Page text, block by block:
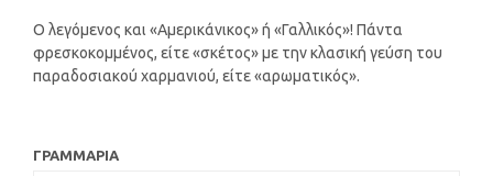
range:
€5,50
through
Ο λεγόμενος και «Αμερικάνικος» ή «Γαλλικός»! Πάντα
φρεσκοκομμένος, είτε «σκέτος» με την κλασική γεύση του
παραδοσιακού χαρμανιού, είτε «αρωματικός».
ΓΡΑΜΜΆΡΙΑ